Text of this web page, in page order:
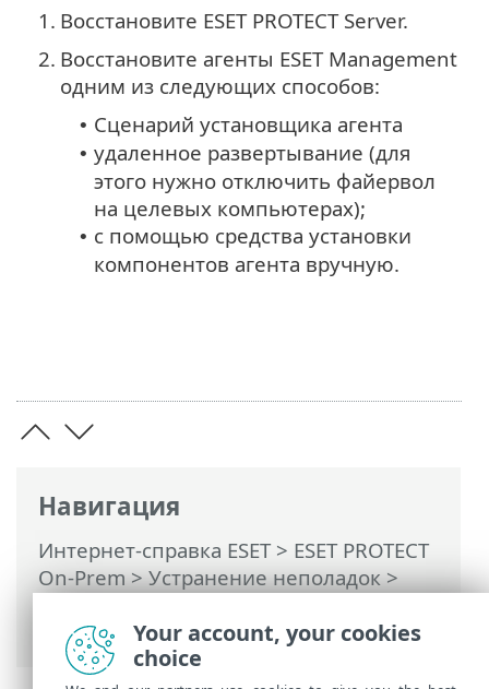
Навигация
Интернет-справка ESET> ESET PROTECT
On-Prem>Устранение неполадок>
переноса сервера ESET PROTECT
1. Восстановите ESET PROTECT Server.
2. Восстановите агенты ESET Management
одним из следующих способов:
• Сценарий установщика агента
• удаленное развертывание (для
этого нужно отключить файервол
на целевых компьютерах);
• с помощью средства установки
компонентов агента вручную.
Your account, your cookies
choice